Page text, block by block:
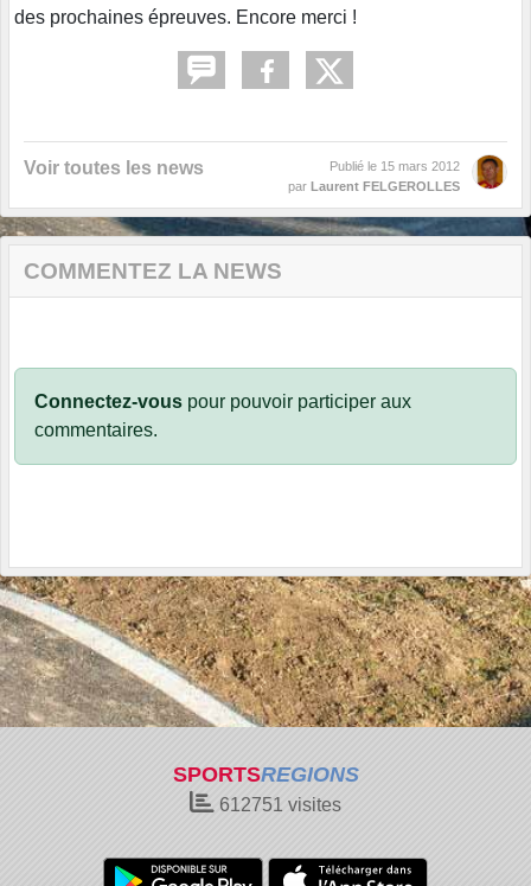
des prochaines épreuves. Encore merci !
Voir toutes les news Publié le 15 mars 2012
par Laurent FELGEROLLES
COMMENTEZ LA NEWS
Connectez-vous pour pouvoir participer aux
commentaires.
SPORTSREGIONS
612751 visites